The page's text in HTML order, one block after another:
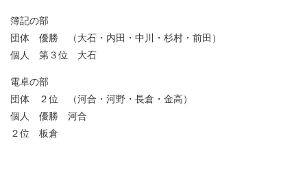
簿記の部
団体 優勝 （大石・内田・中川・杉村・前田）
個人 第３位 大石
電卓の部
団体 ２位 （河合・河野・長倉・金高）
個人 優勝 河合
２位 板倉